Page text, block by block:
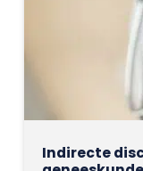
Indirecte